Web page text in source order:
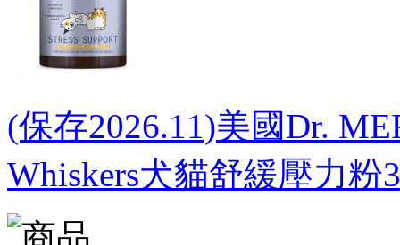
(保存2026.11)美國Dr.
Whiskers犬貓舒緩壓力粉